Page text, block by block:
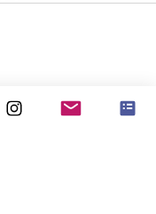
すべて表示